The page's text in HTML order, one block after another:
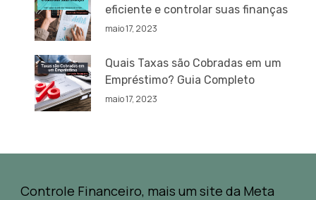
eficiente e controlar suas finanças
maio 17, 2023
Quais Taxas são Cobradas em um
Empréstimo? Guia Completo
maio 17, 2023
Controle Financeiro, mais um site da Meta